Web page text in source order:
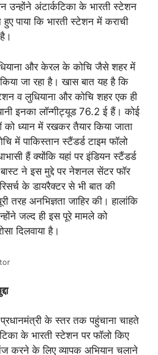
उन्होंने अंटार्कटिका के भारती स्टेशन
पाया कि भारती स्टेशन में कराची
और केरल के कोचि जैसे शहर में
जा रहा है। खास बात यह है कि
व लुधियाना और कोचि शहर एक ही
इनका लॉन्गीट्यूड 76.2 ई हैं। कोई
को ध्यान में रखकर तैयार किया जाता
में पाकिस्तान स्टैंडर्ड टाइम फॉलो
हैं क्योंकि यहां पर इंडियन स्टैंडर्ड
बास्ट ने इस मुद्दे पर नेशनल सेंटर फॉर
के डायरैक्टर से भी बात की
तरह अनभिज्ञता जाहिर की। हालांकि
जल्द ही इस पूरे मामले को
दिलवाया है।
के स्तर तक पहुंचाना चाहते
के भारती स्टेशन पर फॉलो किए
करने के लिए व्यापक अभियान चलाने